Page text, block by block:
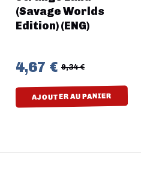
(Savage Worlds
Edition) (ENG)
4,67 € 9,34 €
AJOUTER AU PANIER